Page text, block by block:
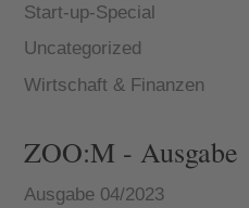
Start-up-Special
Uncategorized
Wirtschaft & Finanzen
ZOO:M - Ausgabe
Ausgabe 04/2023